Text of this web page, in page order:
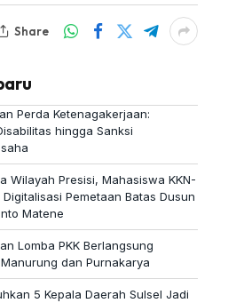
Share
Perda Ketenagakerjaan:
hingga Sanksi
Wilayah Presisi, Mahasiswa KKN-
Pemetaan Batas Dusun
Matene
Lomba PKK Berlangsung
dan Purnakarya
5 Kepala Daerah Sulsel Jadi